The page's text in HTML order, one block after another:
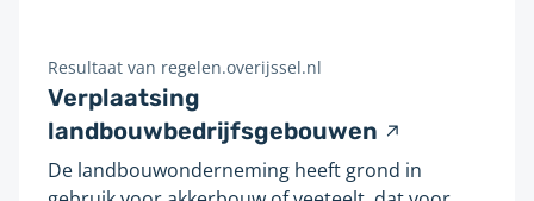
Verplaatsing
landbouwbedrijfsgebouwen
e
r
Resultaat van regelen.overijssel.nl
De landbouwonderneming heeft grond in